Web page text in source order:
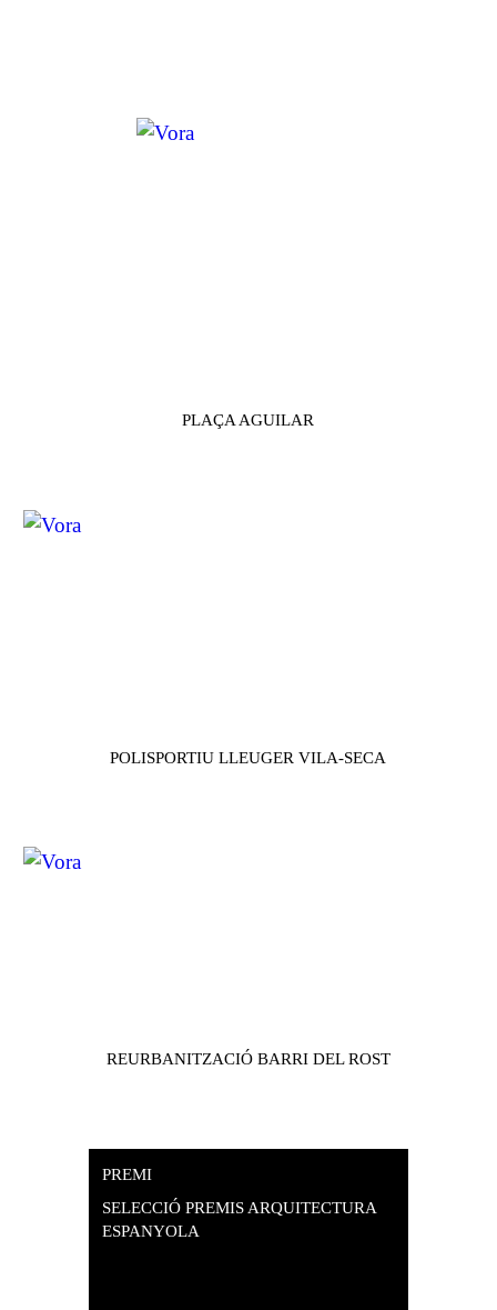
PLAÇA AGUILAR
POLISPORTIU LLEUGER VILA-SECA
REURBANITZACIÓ BARRI DEL ROST
PREMI
SELECCIÓ PREMIS ARQUITECTURA
ESPANYOLA